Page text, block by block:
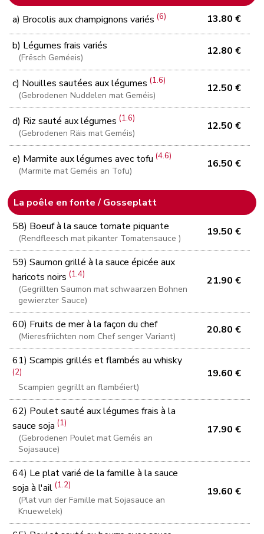
a) Brocolis aux champignons variés(6) 13.80 €
b) Légumes frais variés
(Frësch Geméeis)
12.80 €
c) Nouilles sautées aux légumes(1.6)
(Gebrodenen Nuddelen mat Geméis)
12.50 €
d) Riz sauté aux légumes(1.6)
(Gebrodenen Räis mat Geméis)
12.50 €
e) Marmite aux légumes avec tofu(4.6)
(Marmite mat Geméis an Tofu)
16.50 €
La poêle en fonte / Gosseplatt
58) Boeuf à la sauce tomate piquante
(Rendfleesch mat pikanter Tomatensauce )
19.50 €
59) Saumon grillé à la sauce épicée aux
haricots noirs(1.4)
(Gegrillten Saumon mat schwaarzen Bohnen
gewierzter Sauce)
21.90 €
60) Fruits de mer à la façon du chef
(Mieresfriichten nom Chef senger Variant)
20.80 €
61) Scampis grillés et flambés au whisky
(2)
Scampien gegrillt an flambéiert)
19.60 €
62) Poulet sauté aux légumes frais à la
sauce soja(1)
(Gebrodenen Poulet mat Geméis an
Sojasauce)
17.90 €
64) Le plat varié de la famille à la sauce
soja à l'ail(1.2)
(Plat vun der Famille mat Sojasauce an
Knuewelek)
19.60 €